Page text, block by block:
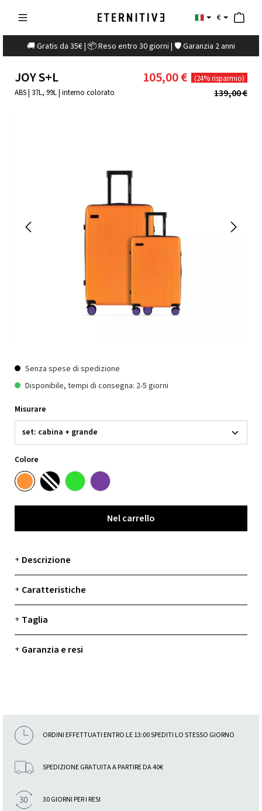
€
🚚 Gratis da 35€ | 📦 Reso entro 30 giorni | 🛡️ Garanzia 2 anni
JOY S+L
ABS | 37L, 99L | interno colorato
105,00 € (24% risparmio)
139,00 €
Senza spese di spedizione
Disponibile, tempi di consegna: 2-5 giorni
Misurare
Colore
Nel carrello
Nel carrello
+ Descrizione
+ Caratteristiche
+ Taglia
+ Garanzia e resi
ORDINI EFFETTUATI ENTRO LE 13:00 SPEDITI LO STESSO GIORNO
SPEDIZIONE GRATUITA A PARTIRE DA 40€
30 GIORNI PER I RESI